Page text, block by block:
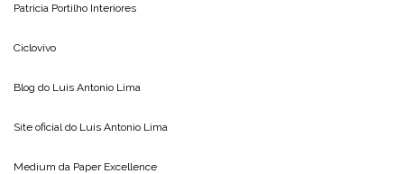
Patricia Portilho Interiores
Ciclovivo
Blog do Luis Antonio Lima
Site oficial do Luis Antonio Lima
Medium da Paper Excellence